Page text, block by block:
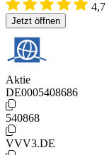
4,7
Jetzt öffnen
Aktie
DE0005408686
540868
VVV3.DE